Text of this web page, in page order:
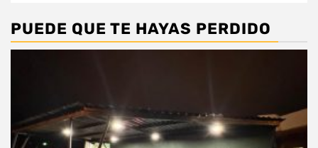
PUEDE QUE TE HAYAS PERDIDO